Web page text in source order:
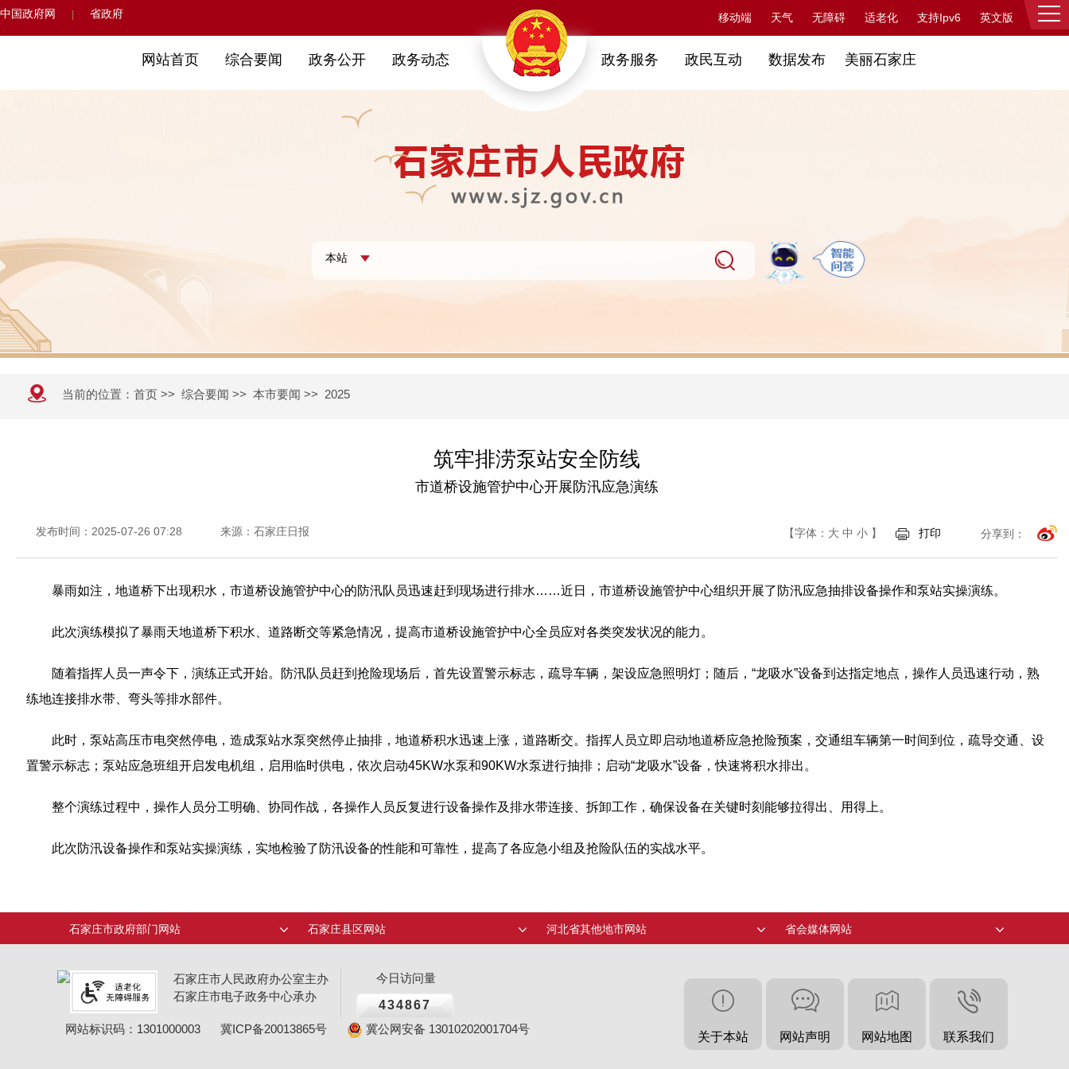
中国政府网 省政府 移动端 天气 无障碍 适老化 支持Ipv6 英文版 登录
网站首页 综合要闻 政务公开 政务动态 政务服务 政民互动 数据发布 美丽石家庄
当前的位置： 首页 >> 综合要闻 >> 本市要闻 >> 2025
筑牢排涝泵站安全防线
市道桥设施管护中心开展防汛应急演练
发布时间：2025-07-26 07:28 来源：石家庄日报 【字体： 大 中 小 】 打印 分享到：
暴雨如注，地道桥下出现积水，市道桥设施管护中心的防汛队员迅速赶到现场进行排水……近日，市道桥设施管护中心组织开展了防汛应急抽排设备操作和泵站实操演练。
此次演练模拟了暴雨天地道桥下积水、道路断交等紧急情况，提高市道桥设施管护中心全员应对各类突发状况的能力。
随着指挥人员一声令下，演练正式开始。防汛队员赶到抢险现场后，首先设置警示标志，疏导车辆，架设应急照明灯；随后，“龙吸水”设备到达指定地点，操作人员迅速行动，熟
练地连接排水带、弯头等排水部件。
此时，泵站高压市电突然停电，造成泵站水泵突然停止抽排，地道桥积水迅速上涨，道路断交。指挥人员立即启动地道桥应急抢险预案，交通组车辆第一时间到位，疏导交通、设
置警示标志；泵站应急班组开启发电机组，启用临时供电，依次启动45KW水泵和90KW水泵进行抽排；启动“龙吸水”设备，快速将积水排出。
整个演练过程中，操作人员分工明确、协同作战，各操作人员反复进行设备操作及排水带连接、拆卸工作，确保设备在关键时刻能够拉得出、用得上。
此次防汛设备操作和泵站实操演练，实地检验了防汛设备的性能和可靠性，提高了各应急小组及抢险队伍的实战水平。